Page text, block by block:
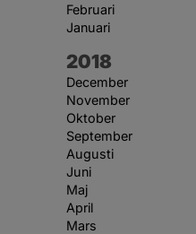
Februari
Januari
År:
2018
December
November
Oktober
September
Augusti
Juni
Maj
April
Mars